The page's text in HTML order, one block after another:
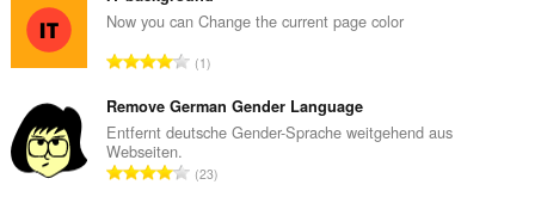
vos
onglets
et
activités
de
navigation.
b
e
o
t
a
Now you can Change the current page color
N
m
b
e
1
Remove German Gender Language
Entfernt deutsche Gender-Sprache weitgehend aus
Webseiten.
N23